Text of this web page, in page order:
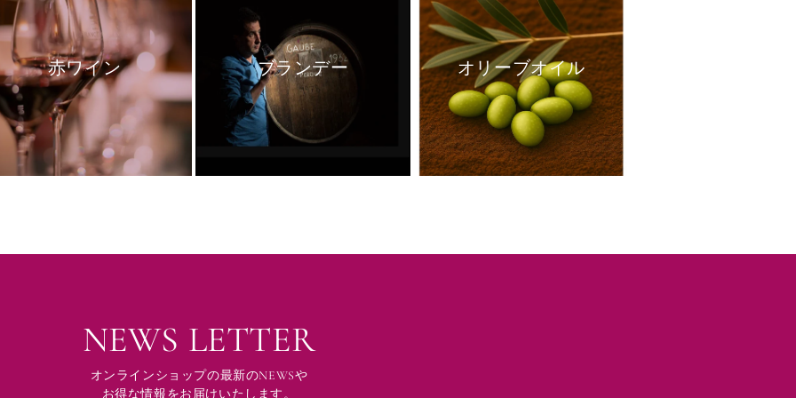
赤ワイン ブランデー オリーブオイル
NEWS LETTER
オンラインショップの最新のNEWSや
お得な情報をお届けいたします。